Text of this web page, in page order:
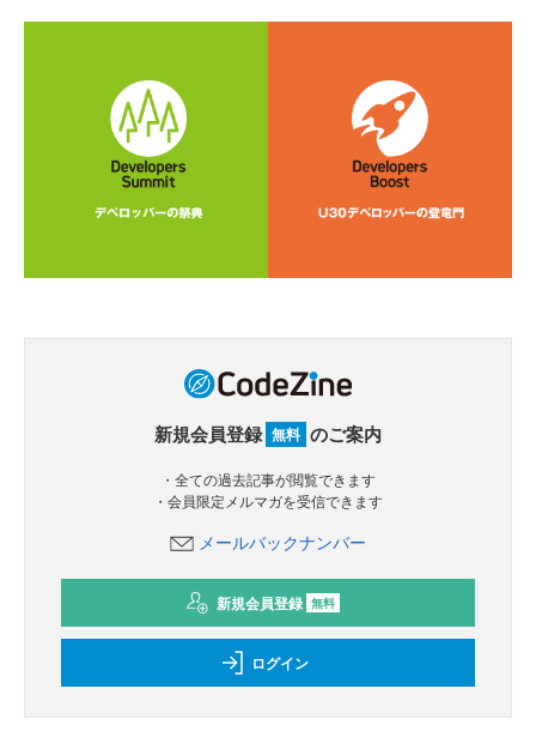
新規会員登録 無料 のご案内
・全ての過去記事が閲覧できます
・会員限定メルマガを受信できます
メールバックナンバー
新規会員登録 無料
ログイン